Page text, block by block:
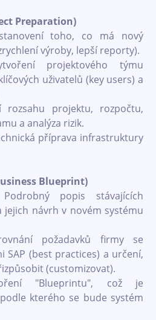
Preparation)
toho, co má nový
výroby, lepší reporty).
projektového týmu
uživatelů (key users) a
rozsahu projektu, rozpočtu,
a analýza rizik.
příprava infrastruktury
Blueprint)
popis stávajících
návrh v novém systému
požadavků firmy se
SAP (best practices) a určení,
(customizovat).
"Blueprintu", což je
kterého se bude systém